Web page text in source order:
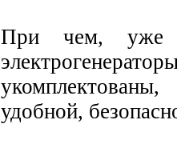
При чем, уже в
удобной,